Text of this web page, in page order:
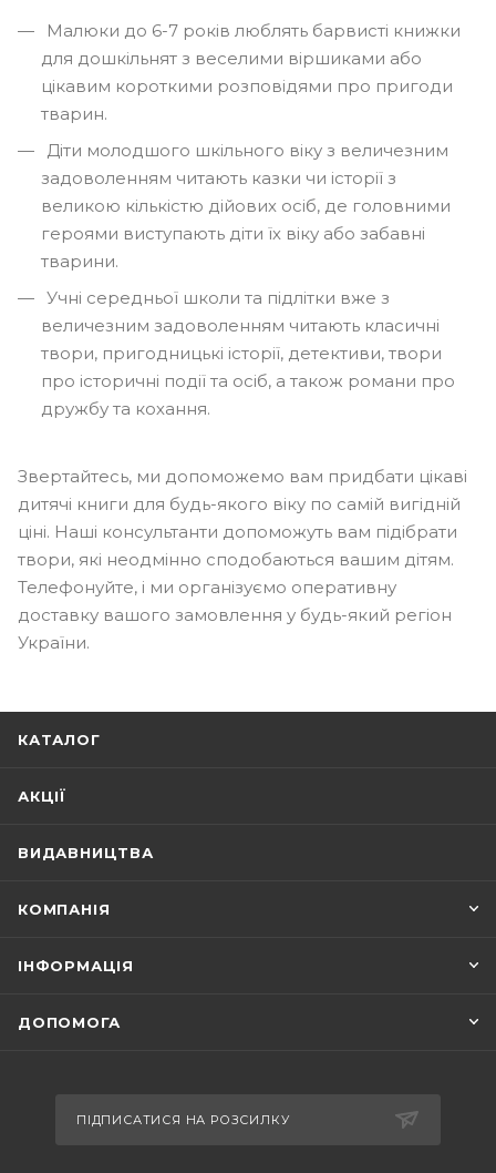
Малюки до 6-7 років люблять барвисті книжки
для дошкільнят з веселими віршиками або
цікавим короткими розповідями про пригоди
тварин.
Діти молодшого шкільного віку з величезним
задоволенням читають казки чи історії з
великою кількістю дійових осіб, де головними
героями виступають діти їх віку або забавні
тварини.
Учні середньої школи та підлітки вже з
величезним задоволенням читають класичні
твори, пригодницькі історії, детективи, твори
про історичні події та осіб, а також романи про
дружбу та кохання.
Звертайтесь, ми допоможемо вам придбати цікаві
дитячі книги для будь-якого віку по самій вигідній
ціні. Наші консультанти допоможуть вам підібрати
твори, які неодмінно сподобаються вашим дітям.
Телефонуйте, і ми організуємо оперативну
доставку вашого замовлення у будь-який регіон
України.
КАТАЛОГ
АКЦІЇ
ВИДАВНИЦТВА
КОМПАНІЯ
ІНФОРМАЦІЯ
ДОПОМОГА
ПІДПИСАТИСЯ НА РОЗСИЛКУ